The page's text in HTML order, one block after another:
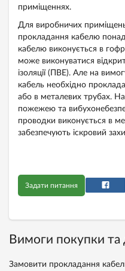
приміщеннях.
Для виробничих
прокладання кабелю
кабелю виконується в
може виконуватися
ізоляції (ПВЕ). Але на
кабель необхідно
або в металевих трубах.
пожежею та
проводки виконується в
забезпечують іскровий
Задати питання
Вимоги покупки та
Замовити прокладання